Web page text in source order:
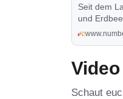
Seit dem
und
bisschen
Video
Schaut